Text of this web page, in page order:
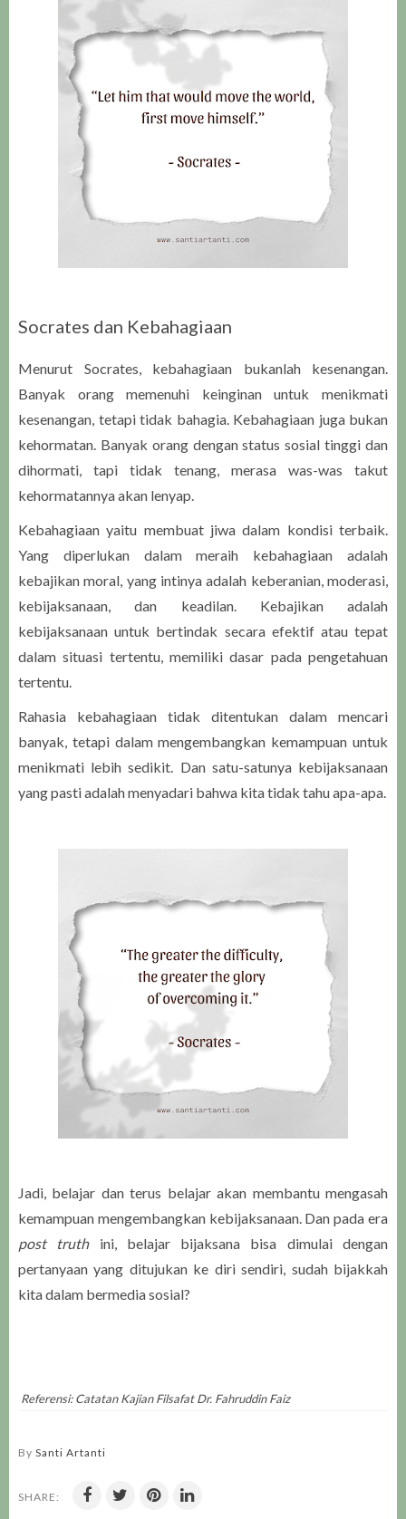
Socrates dan Kebahagiaan
Menurut Socrates, kebahagiaan bukanlah kesenangan.
Banyak orang memenuhi keinginan untuk menikmati
kesenangan, tetapi tidak bahagia. Kebahagiaan juga bukan
kehormatan. Banyak orang dengan status sosial tinggi dan
dihormati, tapi tidak tenang, merasa was-was takut
kehormatannya akan lenyap.
Kebahagiaan yaitu membuat jiwa dalam kondisi terbaik.
Yang diperlukan dalam meraih kebahagiaan adalah
kebajikan moral, yang intinya adalah keberanian, moderasi,
kebijaksanaan, dan keadilan. Kebajikan adalah
kebijaksanaan untuk bertindak secara efektif atau tepat
dalam situasi tertentu, memiliki dasar pada pengetahuan
tertentu.
Rahasia kebahagiaan tidak ditentukan dalam mencari
banyak, tetapi dalam mengembangkan kemampuan untuk
menikmati lebih sedikit. Dan satu-satunya kebijaksanaan
yang pasti adalah menyadari bahwa kita tidak tahu apa-apa.
Jadi, belajar dan terus belajar akan membantu mengasah
kemampuan mengembangkan kebijaksanaan. Dan pada era
post truth ini, belajar bijaksana bisa dimulai dengan
pertanyaan yang ditujukan ke diri sendiri, sudah bijakkah
kita dalam bermedia sosial?
Referensi: Catatan Kajian Filsafat Dr. Fahruddin Faiz
By Santi Artanti
SHARE: